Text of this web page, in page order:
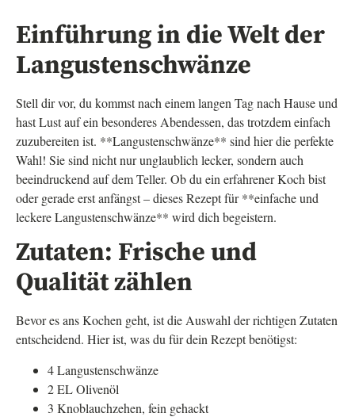
Einführung in die Welt der
Langustenschwänze
Stell dir vor, du kommst nach einem langen Tag nach Hause und
hast Lust auf ein besonderes Abendessen, das trotzdem einfach
zuzubereiten ist. **Langustenschwänze** sind hier die perfekte
Wahl! Sie sind nicht nur unglaublich lecker, sondern auch
beeindruckend auf dem Teller. Ob du ein erfahrener Koch bist
oder gerade erst anfängst – dieses Rezept für **einfache und
leckere Langustenschwänze** wird dich begeistern.
Zutaten: Frische und
Qualität zählen
Bevor es ans Kochen geht, ist die Auswahl der richtigen Zutaten
entscheidend. Hier ist, was du für dein Rezept benötigst:
4 Langustenschwänze
2 EL Olivenöl
3 Knoblauchzehen, fein gehackt